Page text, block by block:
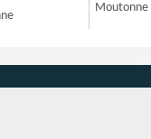
Moutonne